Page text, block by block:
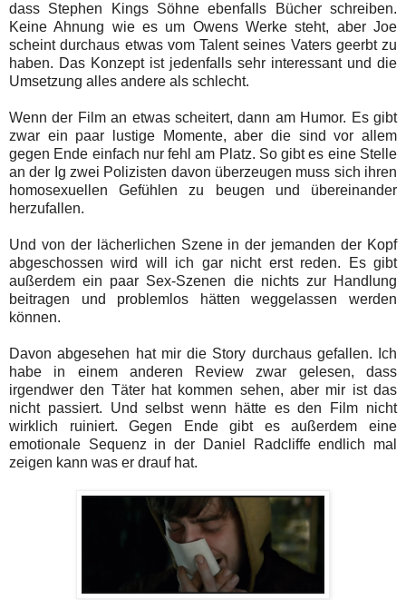
dass Stephen Kings Söhne ebenfalls Bücher schreiben.
Keine Ahnung wie es um Owens Werke steht, aber Joe
scheint durchaus etwas vom Talent seines Vaters geerbt zu
haben. Das Konzept ist jedenfalls sehr interessant und die
Umsetzung alles andere als schlecht.
Wenn der Film an etwas scheitert, dann am Humor. Es gibt
zwar ein paar lustige Momente, aber die sind vor allem
gegen Ende einfach nur fehl am Platz. So gibt es eine Stelle
an der Ig zwei Polizisten davon überzeugen muss sich ihren
homosexuellen Gefühlen zu beugen und übereinander
herzufallen.
Und von der lächerlichen Szene in der jemanden der Kopf
abgeschossen wird will ich gar nicht erst reden. Es gibt
außerdem ein paar Sex-Szenen die nichts zur Handlung
beitragen und problemlos hätten weggelassen werden
können.
Davon abgesehen hat mir die Story durchaus gefallen. Ich
habe in einem anderen Review zwar gelesen, dass
irgendwer den Täter hat kommen sehen, aber mir ist das
nicht passiert. Und selbst wenn hätte es den Film nicht
wirklich ruiniert. Gegen Ende gibt es außerdem eine
emotionale Sequenz in der Daniel Radcliffe endlich mal
zeigen kann was er drauf hat.